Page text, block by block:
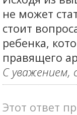
не может
стоит
ребенка,
правящего
С уважением,
Этот ответ